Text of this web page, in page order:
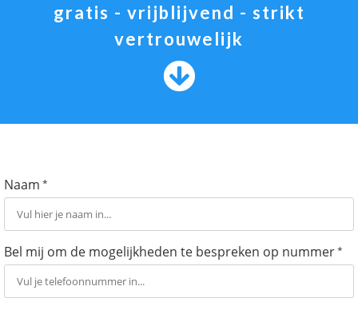
gratis - vrijblijvend - strikt
vertrouwelijk
Naam *
Bel mij om de mogelijkheden te bespreken op nummer*